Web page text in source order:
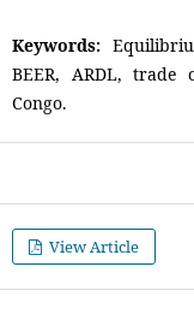
Keywords:
BEER, ARDL, trade
Congo.
View Article